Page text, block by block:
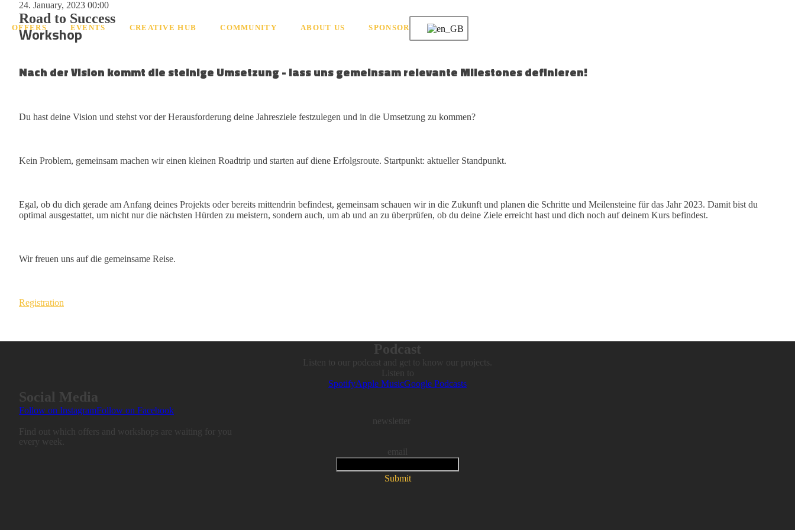
OFFERS EVENTS CREATIVE HUB COMMUNITY ABOUT US SPONSOR
24. January, 2023 00:00
Road to Success
Workshop
Nach der Vision kommt die steinige Umsetzung - lass uns gemeinsam relevante Milestones definieren!
Du hast deine Vision und stehst vor der Herausforderung deine Jahresziele festzulegen und in die Umsetzung zu kommen?
Kein Problem, gemeinsam machen wir einen kleinen Roadtrip und starten auf diene Erfolgsroute. Startpunkt: aktueller Standpunkt.
Egal, ob du dich gerade am Anfang deines Projekts oder bereits mittendrin befindest, gemeinsam schauen wir in die Zukunft und planen die Schritte und Meilensteine für das Jahr 2023. Damit bist du
optimal ausgestattet, um nicht nur die nächsten Hürden zu meistern, sondern auch, um ab und an zu überprüfen, ob du deine Ziele erreicht hast und dich noch auf deinem Kurs befindest.
Wir freuen uns auf die gemeinsame Reise.
Registration
Podcast
Listen to our podcast and get to know our projects.
Listen to
SpotifyApple MusicGoogle Podcasts
Social Media
Follow on InstagramFollow on Facebook
newsletter
Find out which offers and workshops are waiting for you
every week.
email
Submit